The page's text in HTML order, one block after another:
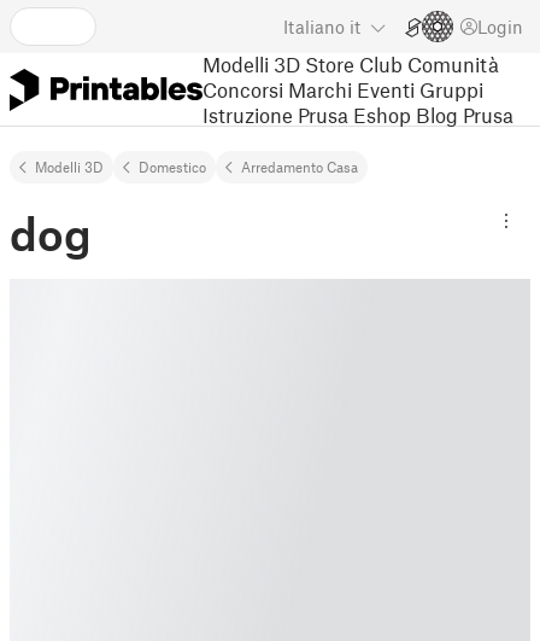
Italiano it Login
Modelli 3D Store Club Comunità
Concorsi Marchi Eventi Gruppi
Istruzione Prusa Eshop Blog Prusa
Modelli 3D Domestico Arredamento Casa
dog